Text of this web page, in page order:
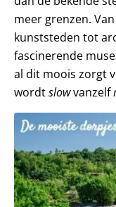
meer grenzen.
kunststeden tot
fascinerende
al dit moois zorgt
wordtslowvanzelf